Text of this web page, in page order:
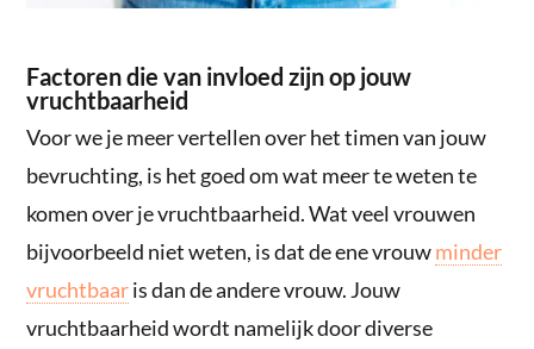
Factoren die van invloed zijn op jouw
vruchtbaarheid
Voor we je meer vertellen over het timen van jouw
bevruchting, is het goed om wat meer te weten te
komen over je vruchtbaarheid. Wat veel vrouwen
bijvoorbeeld niet weten, is dat de ene vrouwminder
vruchtbaaris dan de andere vrouw. Jouw
vruchtbaarheid wordt namelijk door diverse